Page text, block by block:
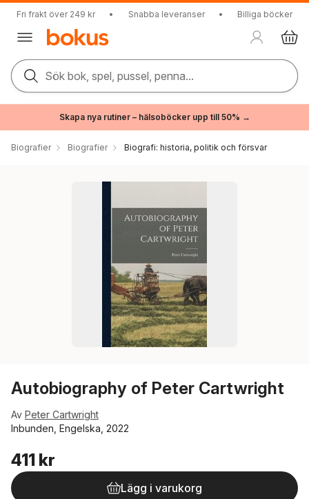
Fri frakt över 249 kr • Snabba leveranser • Billiga böcker
Sök bok, spel, pussel, penna...
Skapa nya rutiner – hälsoböcker upp till 50% →
Biografier Biografier Biografi: historia, politik och försvar
Autobiography of Peter Cartwright
Av Peter Cartwright
Inbunden, Engelska, 2022
411 kr
Lägg i varukorg